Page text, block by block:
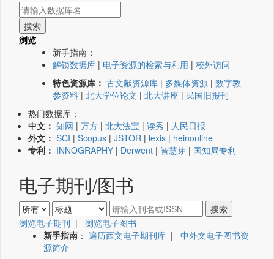
浏览
新手指南：
解锁数据库 | 电子资源的检索与利用 | 校外访问
特色资源库： 古文献资源库 | 多媒体资源 | 数字教
参资料 | 北大学位论文 | 北大讲座 | 民国旧报刊
热门数据库：
中文： 知网 | 万方 | 北大法宝 | 读秀 | 人民日报
外文： SCI | Scopus | JSTOR | lexis | heinonline
专利： INNOGRAPHY | Derwent | 智慧芽 | 国知局专利
电子期刊/图书
浏览电子期刊 | 浏览电子图书
新手指南 ： 遍历西文电子期刊库 | 中外文电子图书资
源简介